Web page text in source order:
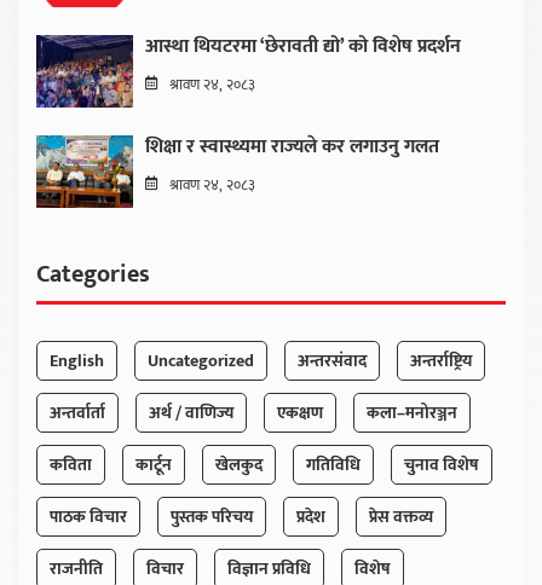
आस्था थियटरमा ‘छेरावती द्यो’ को विशेष प्रदर्शन
श्रावण २४, २०८३
शिक्षा र स्वास्थ्यमा राज्यले कर लगाउनु गलत
श्रावण २४, २०८३
Categories
English Uncategorized अन्तरसंवाद
अन्तर्राष्ट्रिय
अन्तर्वार्ता
अर्थ / वाणिज्य एकक्षण
कला–मनोरञ्जन
कविता
कार्टून खेलकुद गतिविधि
चुनाव विशेष
पाठक विचार
पुस्तक परिचय प्रदेश
प्रेस वक्तव्य
राजनीति
विचार विज्ञान प्रविधि
विशेष